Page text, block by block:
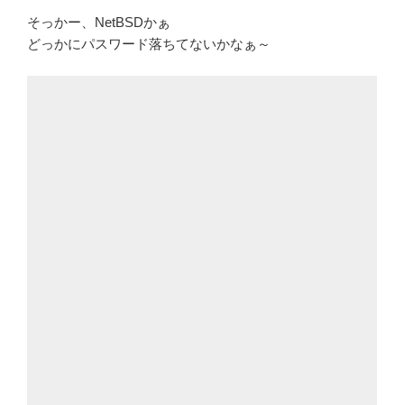
そっかー、NetBSDかぁ
どっかにパスワード落ちてないかなぁ～